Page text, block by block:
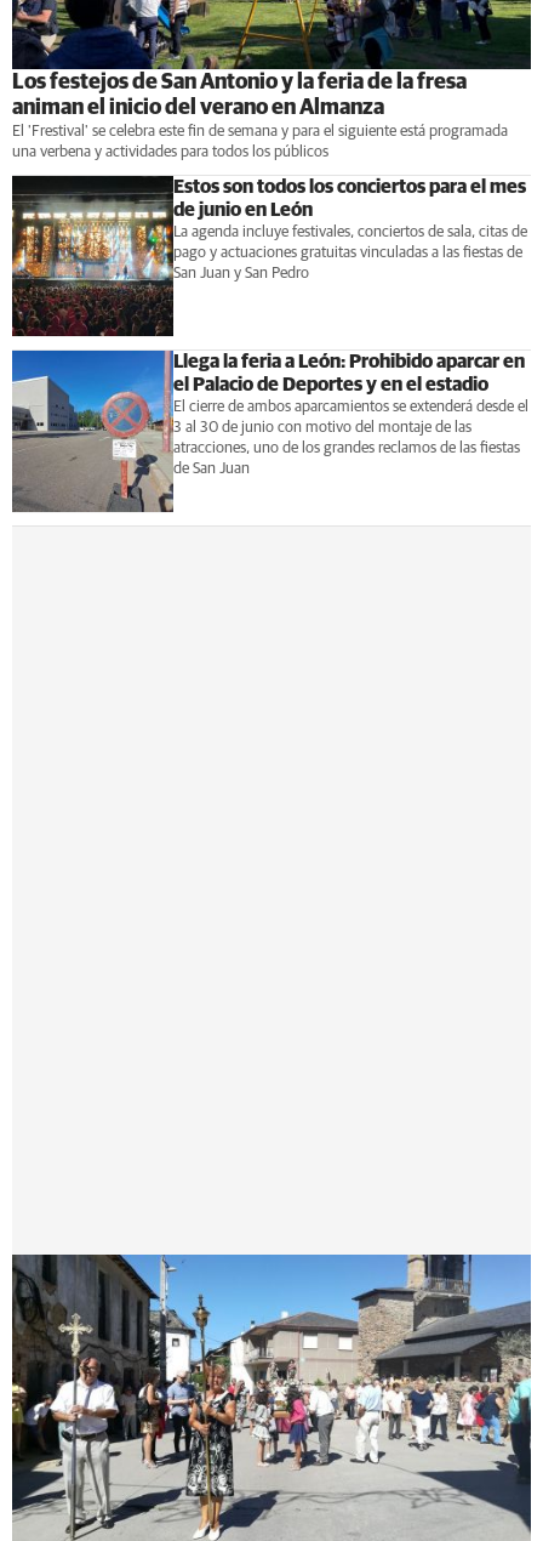
Los festejos de San Antonio y la feria de la fresa
animan el inicio del verano en Almanza
El 'Frestival' se celebra este fin de semana y para el siguiente está programada
una verbena y actividades para todos los públicos
Estos son todos los conciertos para el mes
de junio en León
La agenda incluye festivales, conciertos de sala, citas de
pago y actuaciones gratuitas vinculadas a las fiestas de
San Juan y San Pedro
Llega la feria a León: Prohibido aparcar en
el Palacio de Deportes y en el estadio
El cierre de ambos aparcamientos se extenderá desde el
3 al 30 de junio con motivo del montaje de las
atracciones, uno de los grandes reclamos de las fiestas
de San Juan